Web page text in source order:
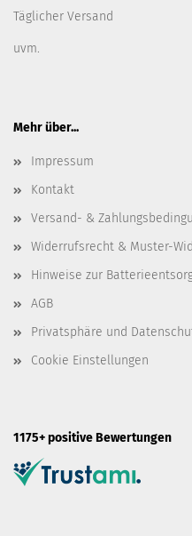
Täglicher Versand
uvm.
Mehr über...
Impressum
Kontakt
Versand- &
Widerrufsrecht & Muster-
Hinweise zur
AGB
Privatsphäre und
Cookie Einstellungen
1175+ positive Bewertungen